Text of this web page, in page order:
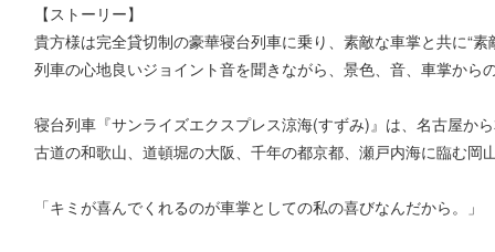
【ストーリー】
貴方様は完全貸切制の豪華寝台列車に乗り、素敵な車掌と共に“素
列車の心地良いジョイント音を聞きながら、景色、音、車掌か
寝台列車『サンライズエクスプレス涼海(すずみ)』は、名古屋か
古道の和歌山、道頓堀の大阪、千年の都京都、瀬戸内海に臨む岡
「キミが喜んでくれるのが車掌としての私の喜びなんだから。」